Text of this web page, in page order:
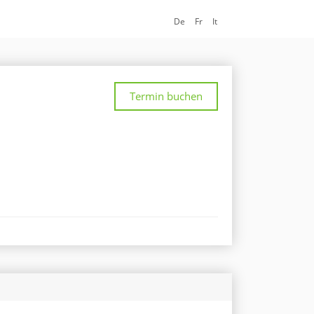
De Fr It
Termin buchen